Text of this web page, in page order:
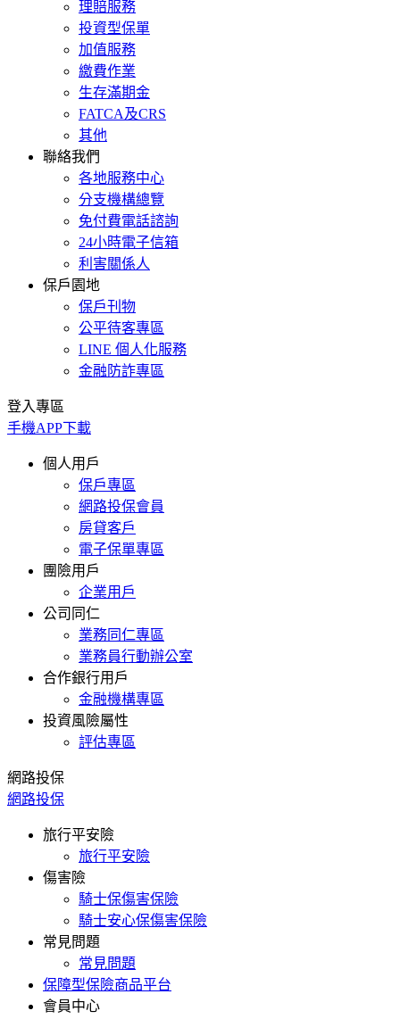
理賠服務
投資型保單
加值服務
繳費作業
生存滿期金
FATCA及CRS
其他
聯絡我們
各地服務中心
分支機構總覽
免付費電話諮詢
24小時電子信箱
利害關係人
保戶園地
保戶刊物
公平待客專區
LINE 個人化服務
金融防詐專區
登入專區
手機APP下載
個人用戶
保戶專區
網路投保會員
房貸客戶
電子保單專區
團險用戶
企業用戶
公司同仁
業務同仁專區
業務員行動辦公室
合作銀行用戶
金融機構專區
投資風險屬性
評估專區
網路投保
網路投保
旅行平安險
旅行平安險
傷害險
騎士保傷害保險
騎士安心保傷害保險
常見問題
常見問題
保障型保險商品平台
會員中心